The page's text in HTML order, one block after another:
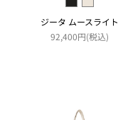
ジータ ムースライト
92,400円(税込)